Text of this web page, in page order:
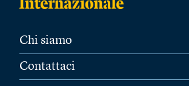
Chi siamo
Contattaci